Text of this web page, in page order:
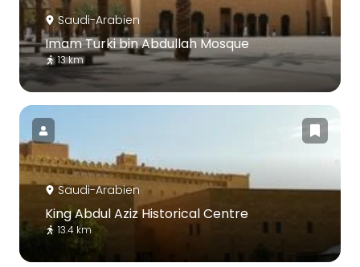
Saudi-Arabien
Imam Turki bin Abdullah Mosque
13 km
Saudi-Arabien
King Abdul Aziz Historical Centre
13.4 km